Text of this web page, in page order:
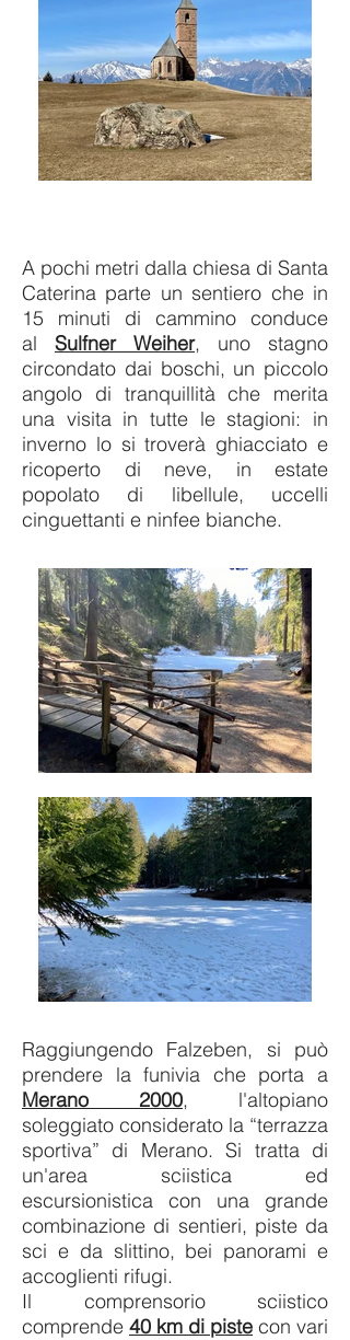
A pochi metri dalla chiesa di Santa
Caterina parte un sentiero che in
15 minuti di cammino conduce
al Sulfner Weiher, uno stagno
circondato dai boschi, un piccolo
angolo di tranquillità che merita
una visita in tutte le stagioni: in
inverno lo si troverà ghiacciato e
ricoperto di neve, in estate
popolato di libellule, uccelli
cinguettanti e ninfee bianche.
Raggiungendo Falzeben, si può
prendere la funivia che porta a
Merano 2000, l'altopiano
soleggiato considerato la “terrazza
sportiva” di Merano. Si tratta di
un'area sciistica ed
escursionistica con una grande
combinazione di sentieri, piste da
sci e da slittino, bei panorami e
accoglienti rifugi.
Il comprensorio sciistico
comprende 40 km di piste con vari